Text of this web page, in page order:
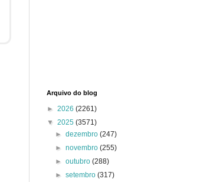
Arquivo do blog
► 2026 (2261)
▼ 2025 (3571)
►dezembro(247)
►novembro(255)
►outubro(288)
►setembro(317)